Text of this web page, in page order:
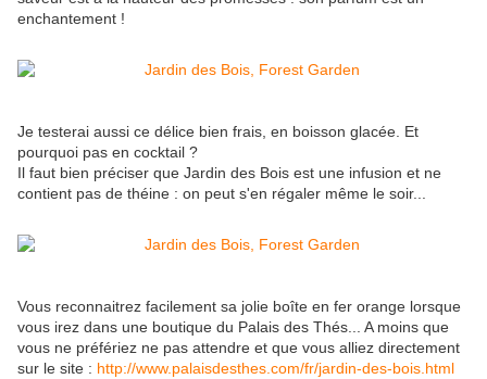
enchantement !
Je testerai aussi ce délice bien frais, en boisson glacée. Et
pourquoi pas en cocktail ?
Il faut bien préciser que Jardin des Bois est une infusion et ne
contient pas de théine : on peut s'en régaler même le soir...
Vous reconnaitrez facilement sa jolie boîte en fer orange lorsque
vous irez dans une boutique du Palais des Thés... A moins que
vous ne préfériez ne pas attendre et que vous alliez directement
sur le site : http://www.palaisdesthes.com/fr/jardin-des-bois.html